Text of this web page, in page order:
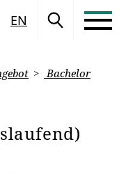
EN
Bachelor